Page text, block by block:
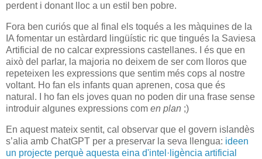
perdent i donant lloc a un estil ben pobre.
Fora ben curiós que al final els toqués a les màquines de la
IA fomentar un estàrdard lingüístic ric que tingués la Saviesa
Artificial de no calcar expressions castellanes. I és que en
això del parlar, la majoria no deixem de ser com lloros que
repeteixen les expressions que sentim més cops al nostre
voltant. Ho fan els infants quan aprenen, cosa que és
natural. I ho fan els joves quan no poden dir una frase sense
introduir algunes expressions com en plan ;)
En aquest mateix sentit, cal observar que el govern islandès
s’alia amb ChatGPT per a preservar la seva llengua: ideen
un projecte perquè aquesta eina d'intel·ligència artificial